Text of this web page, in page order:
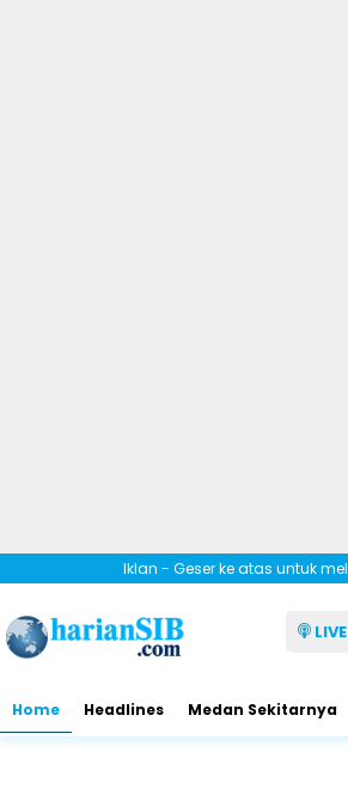
Iklan - Geser ke atas untuk
LIVE
Home Headlines Medan Sekitarnya